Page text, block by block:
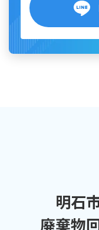
明石
廃棄物